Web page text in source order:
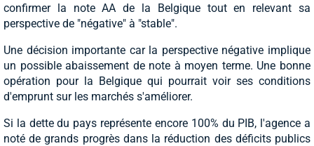
confirmer la note AA de la Belgique tout en relevant sa
perspective de "négative" à "stable".
Une décision importante car la perspective négative implique
un possible abaissement de note à moyen terme. Une bonne
opération pour la Belgique qui pourrait voir ses conditions
d'emprunt sur les marchés s'améliorer.
Si la dette du pays représente encore 100% du PIB, l'agence a
noté de grands progrès dans la réduction des déficits publics